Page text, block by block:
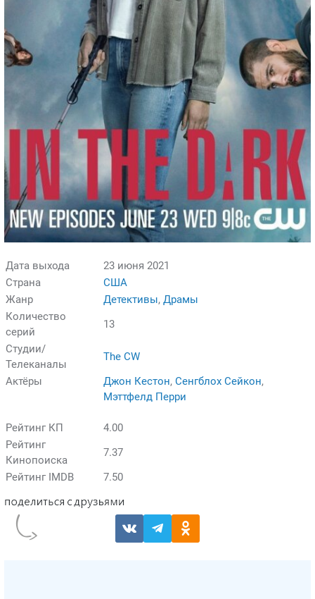
Дата выхода
23 июня 2021
Страна
США
Жанр
Детективы, Драмы
Количество
серий
13
Студии/
Телеканалы
The CW
Актёры
Джон Кестон, Сенгблох Сейкон,
Мэттфелд Перри
Рейтинг КП
4.00
Рейтинг
Кинопоиска
7.37
Рейтинг IMDB
7.50